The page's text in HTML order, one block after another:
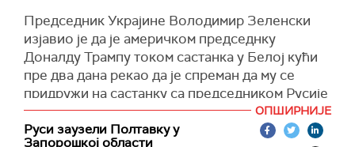
супротном суочити са уништењем", јер већ
губи оружани сукоб.
Лист наводи да је Зеленски на крају успео да
убеди Трампа да подржи идеју о замрзавању
тренутних линија фронта у Украјини.
Добро обавештени извори су потврдили да је
Председник Украјине Володимир Зеленски
изјавио је да је америчком председнку
Доналду Трампу током састанка у Белој кући
пре два дана рекао да је спреман да му се
придружи на састанку са председником Русије
Владимиром Путином у Будимпешти.
"Ако заиста желимо праведан и трајан мир,
ОПШИРНИЈЕ
Руси заузели Полтавку у
Запорошкој области